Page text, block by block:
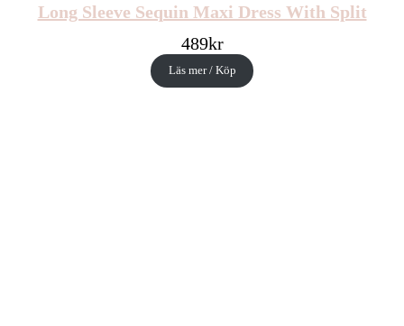
Long Sleeve Sequin Maxi Dress With Split
489kr
Läs mer / Köp